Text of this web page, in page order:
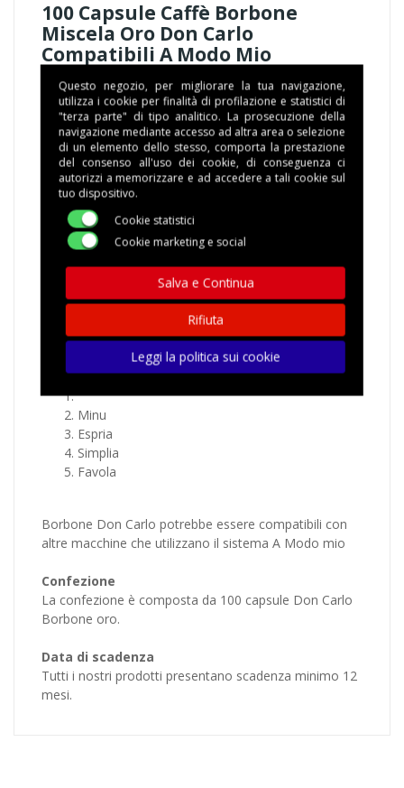
100 Capsule Caffè Borbone
Miscela Oro Don Carlo
Compatibili A Modo Mio
La miscela oro di Borbone Don Carlo compatibile
Lavazza a modo mio presenta caratteristiche
uniche. Un caffè dal gusto classico e pieno, una
miscela corposa e cremosa tostata in maniera
perfetta per offrirti un caffè morbido per i palati più
esigenti. Il vero caffè Napoletano
Borbone miscela oro nasce da una miscela Arabica e
Robusta realizzata tramite una sapiente tostatura.
Caratteristiche miscela
Classico, pieno, cremoso
Macchine da caffè compatibili
Caffè Borbone assicura la compatibilità con le seguenti
macchine:
Minu
Espria
Simplia
Favola
Borbone Don Carlo potrebbe essere compatibili con
altre macchine che utilizzano il sistema A Modo mio
Confezione
La confezione è composta da 100 capsule Don Carlo
Borbone oro.
Data di scadenza
Tutti i nostri prodotti presentano scadenza minimo 12
mesi.
Questo negozio, per migliorare la tua navigazione,
utilizza i cookie per finalità di profilazione e statistici di
"terza parte" di tipo analitico. La prosecuzione della
navigazione mediante accesso ad altra area o selezione
di un elemento dello stesso, comporta la prestazione
del consenso all'uso dei cookie, di conseguenza ci
autorizzi a memorizzare e ad accedere a tali cookie sul
tuo dispositivo.
Cookie statistici
Cookie marketing e social
Salva e Continua
Rifiuta
Leggi la politica sui cookie